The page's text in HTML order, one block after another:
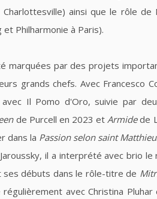
ainsi que le rôle de
Philharmonie à Paris).
marquées par des projets
grands chefs. Avec Francesco
Il Pomo d'Oro, suivie par
de Purcell en 2023 etArmidede
dans la Passion selon saint Matthieu.
il a interprété avec brio le
débuts dans le rôle-titre de
régulièrement avec Christina